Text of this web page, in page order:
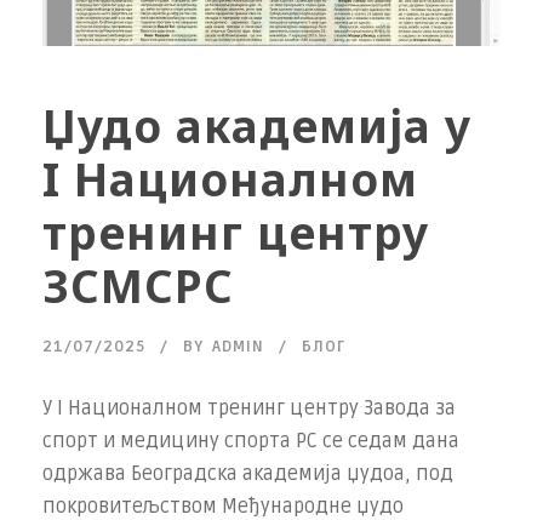
Џудо академија у
I Националном
тренинг центру
ЗСМСРС
21/07/2025 BY ADMIN БЛОГ
У I Националном тренинг центру Завода за
спорт и медицину спорта РС се седам дана
одржава Београдска академија џудоа, под
покровитељством Међународне џудо